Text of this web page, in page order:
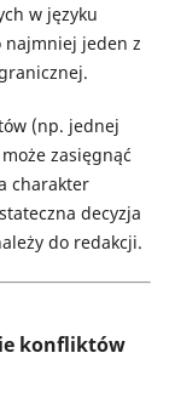
w języku
najmniej jeden z
(np. jednej
zasięgnąć
charakter
decyzja
do redakcji.
konfliktów